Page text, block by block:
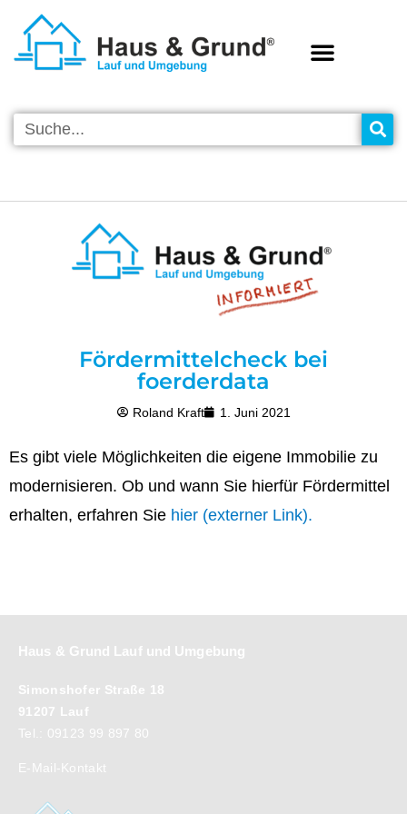
Fördermittelcheck bei
foerderdata
Roland Kraft 1. Juni 2021
Es gibt viele Möglichkeiten die eigene Immobilie zu
modernisieren. Ob und wann Sie hierfür Fördermittel
erhalten, erfahren Sie hier (externer Link).
Haus & Grund Lauf und Umgebung
Simonshofer Straße 18
91207 Lauf
Tel.: 09123 99 897 80
E-Mail-Kontakt